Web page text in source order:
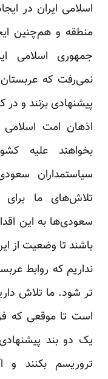
اسلامی ایران در
منطقه و هم‌چنین
جمهوری اسلامی
نمی‌رفت که
پیشنهادی بزنند و در
اذهان امت
بخواهند علیه
سیاستمداران
تلاش‌های ما برای
سعودی‌ها به این
باشند تا وضعیت از
نداریم که روابط
تر شود. ما تلاش
است تا موقعی که
یک دو بند
تروریسم بکنند و